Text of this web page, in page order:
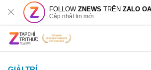
FOLLOWZNEWS TRÊNZALO OA
Cập nhật tin mới